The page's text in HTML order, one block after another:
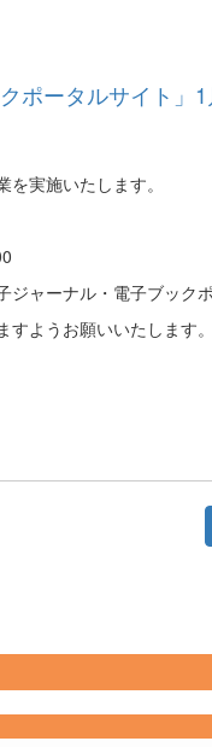
ポータルサイト
実施いたします。
ジャーナル・電子ブッ
ようお願いいたします。